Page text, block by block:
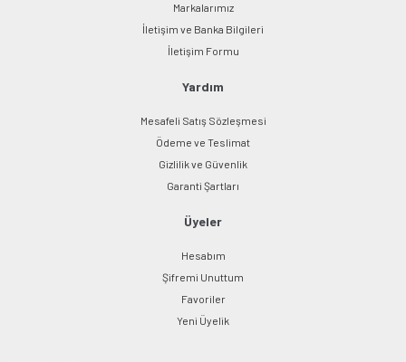
Gönder
Markalarımız
İletişim ve Banka Bilgileri
İletişim Formu
Yardım
Mesafeli Satış Sözleşmesi
Ödeme ve Teslimat
Gizlilik ve Güvenlik
Garanti Şartları
Üyeler
Hesabım
Şifremi Unuttum
Favoriler
Yeni Üyelik